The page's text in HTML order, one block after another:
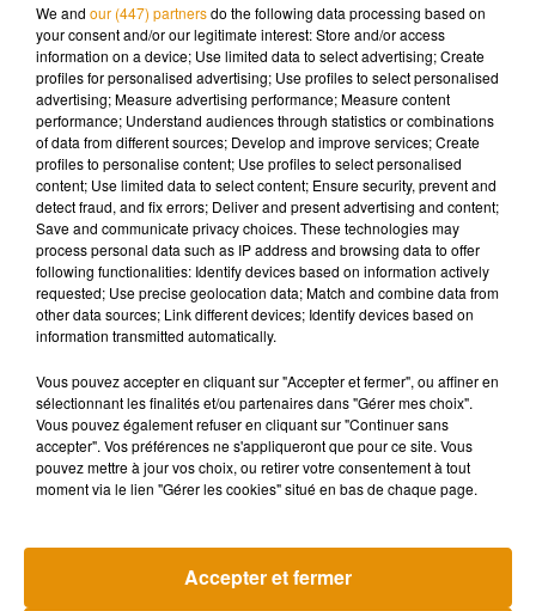
intense. L'une des entreprises à l'origine de ce concept
remporte un franc succès : elle fabrique pas moins de 1000
diamants de ce genre chaque année. Et pourtant, il faut avoir
de quoi les payer ! Pour obtenir une pierre d'un demi-carrat,
taillée, il faut compter pas moins de 4000 euros.
En France, il va falloir patienter un peu pour posséder ce
genre de pierre précieuse commémorative. Dans notre pays,
transformer les cendres d'un proche en diamant est tout
simplement interdit ! Les deux seules options autorisées en
France en matière de funérailles sont l'inhumation et
l'incinération.
Musique
We and our (447) partnersdo the following data processing based on
your consent and/or our legitimate interest: Store and/or access
information on a device; Use limited data to select advertising; Create
profiles for personalised advertising; Use profiles to select personalised
advertising; Measure advertising performance; Measure content
performance; Understand audiences through statistics or combinations
of data from different sources; Develop and improve services; Create
profiles to personalise content; Use profiles to select personalised
content; Use limited data to select content; Ensure security, prevent and
detect fraud, and fix errors; Deliver and present advertising and content;
Save and communicate privacy choices. These technologies may
process personal data such as IP address and browsing data to offer
following functionalities: Identify devices based on information actively
requested; Use precise geolocation data; Match and combine data from
other data sources; Link different devices; Identify devices based on
information transmitted automatically.
Vous pouvez accepter en cliquant sur "Accepter et fermer", ou affiner en
sélectionnant les finalités et/ou partenaires dans "Gérer mes choix".
Vous pouvez également refuser en cliquant sur "Continuer sans
accepter". Vos préférences ne s'appliqueront que pour ce site. Vous
pouvez mettre à jour vos choix, ou retirer votre consentement à tout
moment via le lien "Gérer les cookies" situé en bas de chaque page.
Accepter et fermer